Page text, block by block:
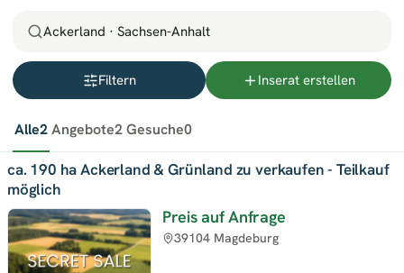
Ackerland · Sachsen-Anhalt
Filtern Inserat erstellen
Alle2Angebote2Gesuche0
ca. 190 ha Ackerland & Grünland zu verkaufen - Teilkauf
möglich
Preis auf Anfrage
39104 Magdeburg